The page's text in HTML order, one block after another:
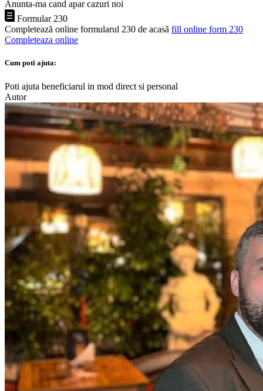
Anunta-ma cand apar cazuri noi
Formular 230
Completează online formularul 230 de acasă fill online form 230
Completeaza online
Cum poti ajuta:
Poti ajuta beneficiarul in mod direct si personal
Autor